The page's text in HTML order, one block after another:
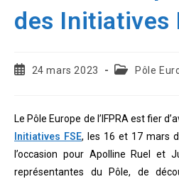
des Initiatives
Publication
24 mars 2023
PostPôle
Le Pôle Europe de l’IFPRA est fier
Initiatives FSE, les 16 et 17 mars
l’occasion pour Apolline Ruel et
représentantes du Pôle, de